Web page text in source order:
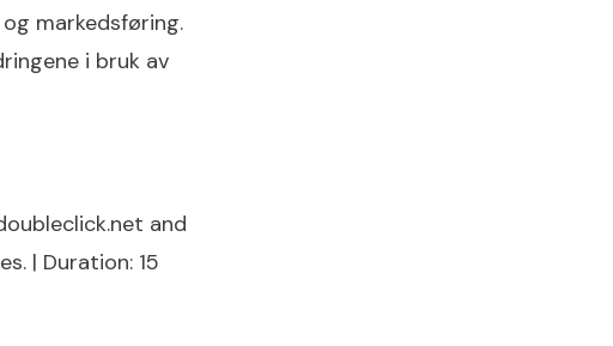
markedsføring.
i bruk av
and
| Duration: 15